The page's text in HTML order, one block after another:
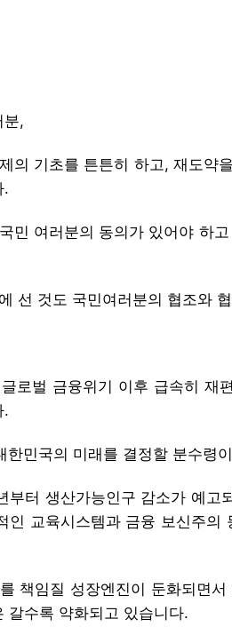
분,
의 기초를 튼튼히 하고, 재도약
.
민 여러분의 동의가 있어야 하
선 것도 국민여러분의 협조와
로벌 금융위기 이후 급속히 재
.
민국의 미래를 결정할 분수령
부터 생산가능인구 감소가 예고
인 교육시스템과 금융 보신주의
책임질 성장엔진이 둔화되면
갈수록 약화되고 있습니다.